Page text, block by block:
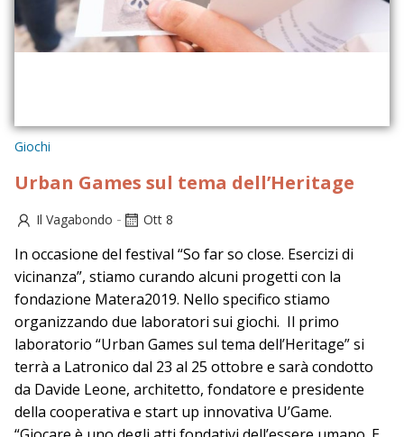
Giochi
Urban Games sul tema dell’Heritage
Il Vagabondo - Ott 8
In occasione del festival “So far so close. Esercizi di
vicinanza”, stiamo curando alcuni progetti con la
fondazione Matera2019. Nello specifico stiamo
organizzando due laboratori sui giochi. Il primo
laboratorio “Urban Games sul tema dell’Heritage” si
terrà a Latronico dal 23 al 25 ottobre e sarà condotto
da Davide Leone, architetto, fondatore e presidente
della cooperativa e start up innovativa U’Game.